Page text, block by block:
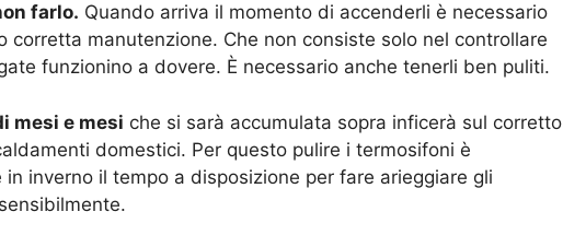
farlo. Quando arriva il momento di accenderli è necessario
corretta manutenzione. Che non consiste solo nel controllare
funzionino a dovere. È necessario anche tenerli ben puliti.
mesi e mesi che si sarà accumulata sopra inficerà sul corretto
domestici. Per questo pulire i termosifoni è
inverno il tempo a disposizione per fare arieggiare gli